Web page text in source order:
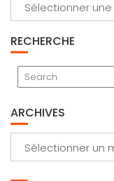
RECHERCHE
ARCHIVES